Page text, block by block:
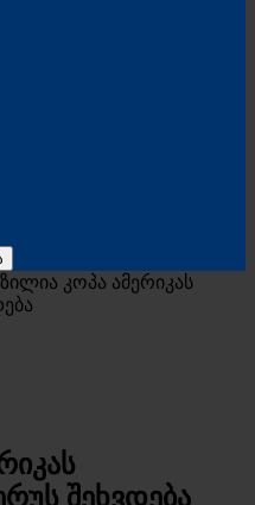
კოპა ამერიკას
შეხვდება